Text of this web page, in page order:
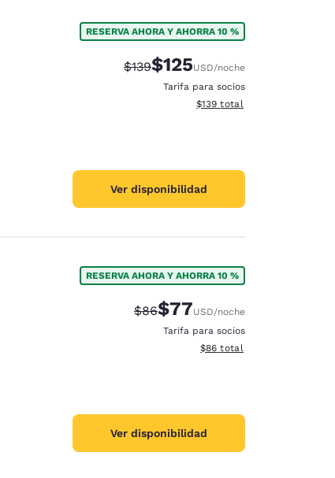
RESERVA AHORA Y AHORRA 10 %
Precio tachado:
$139Precio con descuento:
$125USD/noche
Tarifa para socios
Ver detalles del total
$139 total
Ver disponibilidad
RESERVA AHORA Y AHORRA 10 %
Precio tachado:
$86Precio con descuento:
$77USD/noche
Tarifa para socios
Ver detalles del total
$86 total
Ver disponibilidad